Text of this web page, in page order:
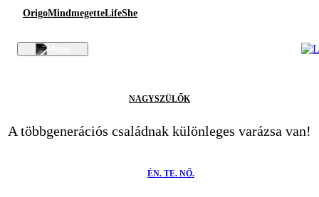
OrigoMindmegetteLifeShe
NAGYSZÜLŐK
A többgenerációs családnak különleges varázsa van!
ÉN. TE. NŐ.